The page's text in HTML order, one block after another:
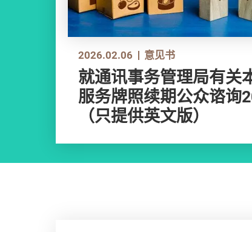
2026.02.06 意见书
就通讯事务管理局有关
服务牌照续期公众谘询
（只提供英文版）